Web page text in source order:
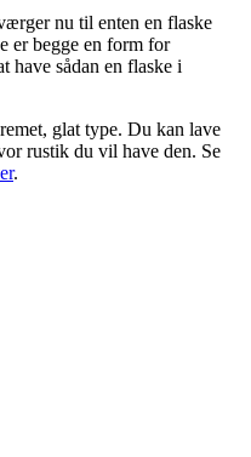
nu til enten en flaske
er begge en form for
have sådan en flaske i
glat type. Du kan lave
rustik du vil have den. Se
.